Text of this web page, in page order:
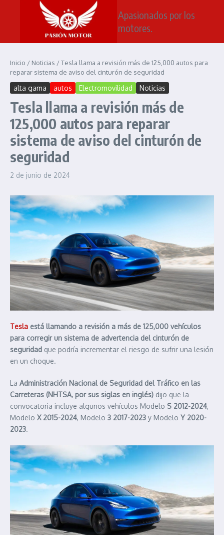
Saltar al contenido
Apasionados por los
motores.
Inicio / Noticias /Tesla llama a revisión más de 125,000 autos para
reparar sistema de aviso del cinturón de seguridad
alta gama autos Electromovilidad Noticias
Tesla llama a revisión más de
125,000 autos para reparar
sistema de aviso del cinturón de
seguridad
2 de junio de 2024
Tesla está llamando a revisión a más de 125,000 vehículos
para corregir un sistema de advertencia del cinturón de
seguridad que podría incrementar el riesgo de sufrir una lesión
en un choque.
La Administración Nacional de Seguridad del Tráfico en las
Carreteras (NHTSA, por sus siglas en inglés) dijo que la
convocatoria incluye algunos vehículos Modelo S 2012-2024,
Modelo X 2015-2024, Modelo 3 2017-2023 y Modelo Y 2020-
2023.